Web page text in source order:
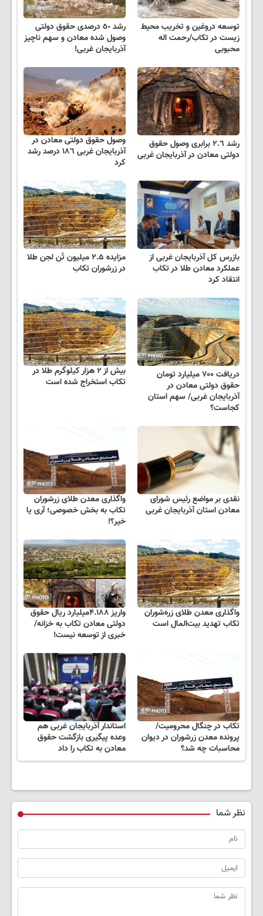
توسعه دروغین و تخریب محیط
زیست در تکاب/رحمت اله
محبوبی
رشد ٥٠ درصدی حقوق دولتی
وصول شده معادن و سهم ناچیز
آذربایجان غربی!
رشد ٢.٦ برابری وصول حقوق
دولتی معادن در آذربایجان غربی
وصول حقوق دولتی معادن در
آذربایجان غربی ١٨٦ درصد رشد
کرد
بازرس کل آذربایجان غربی از
عملکرد معادن طلا در تکاب
انتقاد کرد
مزایده ۲.۵ میلیون تُن لجن طلا
در زرشوران تکاب
دریافت ۷۰۰ میلیارد تومان
حقوق دولتی معادن در
آذربایجان غربی/ سهم استان
کجاست؟
بیش از ٢ هزار کیلوگرم طلا در
تکاب استخراج شده است
نقدی بر مواضع رئیس شورای
معادن استان آذربایجان غربی
واگذاری معدن طلای زرشوران
تکاب به بخش خصوصی؛ آری یا
خیر؟!
واگذاری معدن طلای زره‌شوران
تکاب تهدید بیت‌المال است
واریز ۴.۱۸۸میلیارد ریال حقوق
دولتی معادن تکاب به خزانه/
خبری از توسعه نیست!
تکاب در چنگال محرومیت/
پرونده معدن زرشوران در دیوان
محاسبات چه شد؟
استاندار آذربایجان غربی هم
وعده پیگیری بازگشت حقوق
معادن به تکاب را داد
نظر شما